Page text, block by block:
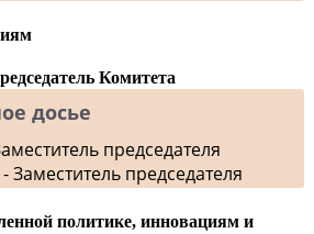
Комитета
досье
председателя
- Заместитель председателя
политике, инновациям и